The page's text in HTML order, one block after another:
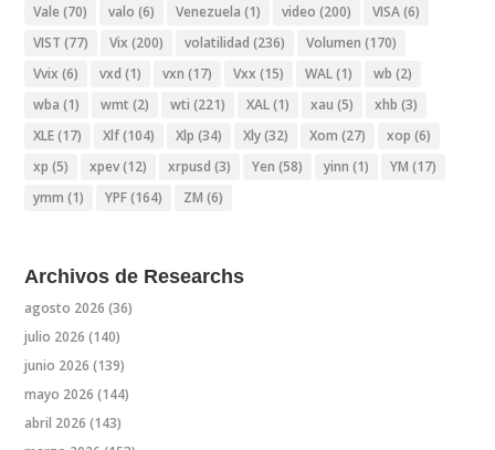
Vale (70) valo (6) Venezuela (1) video (200) VISA(6)
VIST (77) Vix (200) volatilidad (236) Volumen (170)
Vvix (6) vxd (1) vxn (17) Vxx (15) WAL(1) wb (2)
wba (1) wmt (2) wti (221) XAL(1) xau (5) xhb (3)
XLE(17) Xlf(104) Xlp (34) Xly(32) Xom (27) xop (6)
xp (5) xpev(12) xrpusd (3) Yen (58) yinn (1) YM (17)
ymm (1) YPF(164) ZM (6)
Archivos de Researchs
agosto 2026 (36)
julio 2026 (140)
junio 2026 (139)
mayo 2026 (144)
abril 2026 (143)